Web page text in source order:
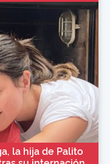
la hija de Palito